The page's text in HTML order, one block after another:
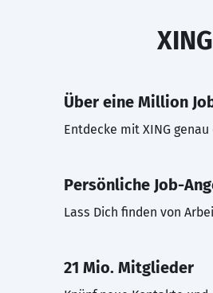
Über eine Million
Entdecke mit XING
Persönliche Job-
Lass Dich finden von
21 Mio. Mitglieder